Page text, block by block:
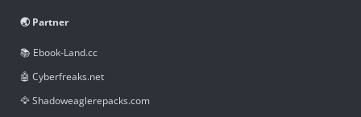
🌏 Partner
📚 Ebook-Land.cc
🤖 Cyberfreaks.net
🦅 Shadoweaglerepacks.com